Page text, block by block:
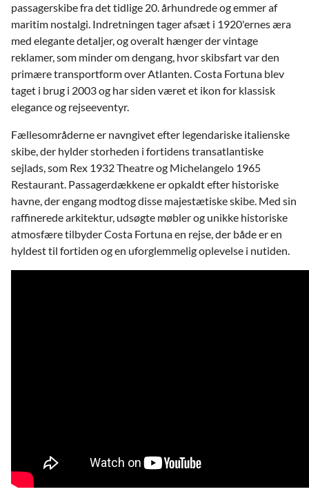
passagerskibe fra det tidlige 20. århundrede og emmer af
maritim nostalgi. Indretningen tager afsæt i 1920'ernes æra
med elegante detaljer, og overalt hænger der vintage
reklamer, som minder om dengang, hvor skibsfart var den
primære transportform over Atlanten. Costa Fortuna blev
taget i brug i 2003 og har siden været et ikon for klassisk
elegance og rejseeventyr.
Fællesområderne er navngivet efter legendariske italienske
skibe, der hylder storheden i fortidens transatlantiske
sejlads, som Rex 1932 Theatre og Michelangelo 1965
Restaurant. Passagerdækkene er opkaldt efter historiske
havne, der engang modtog disse majestætiske skibe. Med sin
raffinerede arkitektur, udsøgte møbler og unikke historiske
atmosfære tilbyder Costa Fortuna en rejse, der både er en
hyldest til fortiden og en uforglemmelig oplevelse i nutiden.